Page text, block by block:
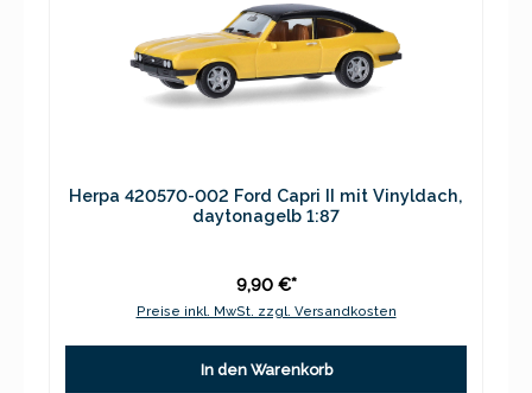
Herpa 420570-002 Ford Capri II mit Vinyldach,
daytonagelb 1:87
9,90 €*
Preise inkl. MwSt. zzgl. Versandkosten
In den Warenkorb